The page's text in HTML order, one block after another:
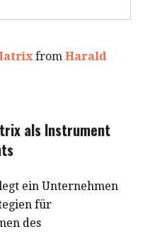
from Harald
als Instrument
ein Unternehmen
für
des